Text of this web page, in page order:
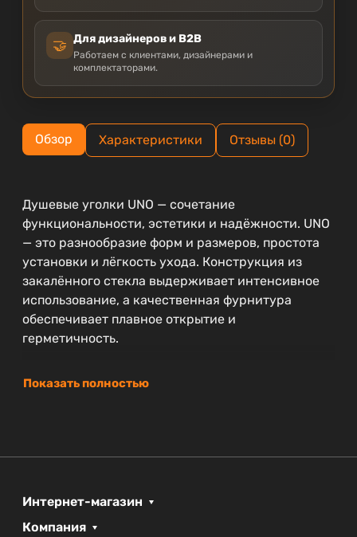
🤝 Для дизайнеров и B2B
Работаем с клиентами, дизайнерами и
комплектаторами.
Обзор Характеристики Отзывы (0)
Душевые уголки UNO — сочетание
функциональности, эстетики и надёжности. UNO
— это разнообразие форм и размеров, простота
установки и лёгкость ухода. Конструкция из
закалённого стекла выдерживает интенсивное
использование, а качественная фурнитура
обеспечивает плавное открытие и
герметичность.
Показать полностью
Интернет-магазин
Компания